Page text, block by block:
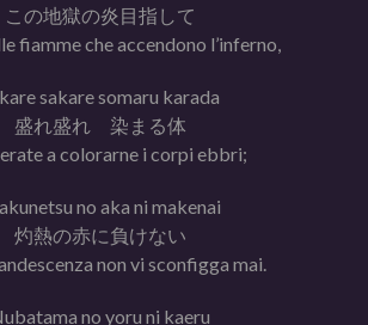
この地獄の炎目指して
fiamme che accendono l’inferno,
sakare somaru karada
盛れ盛れ 染まる体
a colorarne i corpi ebbri;
no aka ni makenai
灼熱の赤に負けない
non vi sconfigga mai.
no yoru ni kaeru